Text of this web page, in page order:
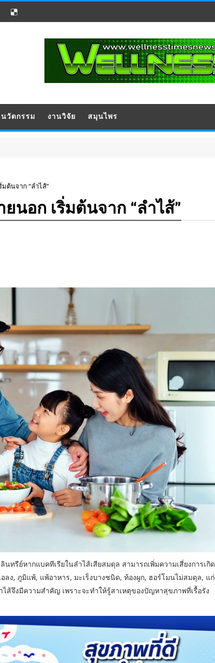
นวัตกรรม งานวิจัย สมุนไพร
ต้นจาก “ลำไส้”
อก เริ่มต้นจาก “ลำไส้”
ทรีย์หากแบคทีเรียในลำไส้เสียสมดุล สามารถเพิ่มความเสี่ยงการเกิด
ง, ภูมิแพ้, แพ้อาหาร, มะเร็งบางชนิด, ท้องผูก, ฮอร์โมนไม่สมดุล, แก่
ส้จึงมีความสำคัญ เพราะจะทำให้รู้สาเหตุของปัญหาสุขภาพที่เรื้อรัง